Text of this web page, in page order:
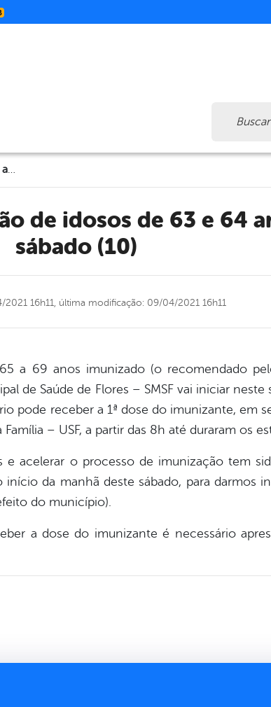
Flores inicia vacinação de idosos de 63 e 64 anos neste sábado (10)
sábado (10)
16h11, última modificação: 09/04/2021 16h11
a 69 anos imunizado (o recomendado
de Saúde de Flores – SMSF vai iniciar neste
pode receber a 1ª dose do imunizante, em
– USF, a partir das 8h até duraram os
e acelerar o processo de imunização tem
da manhã deste sábado, para darmos
do município).
a dose do imunizante é necessário